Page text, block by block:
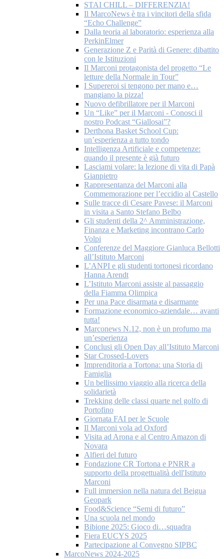
STAI CHILL – DIFFERENZIA!
Il MarcoNews è tra i vincitori della sfida
“Echo Challenge”
Dalla teoria al laboratorio: esperienza alla
PerkinElmer
Generazione Z e Parità di Genere: dibattito
con le Istituzioni
Il Marconi protagonista del progetto “Le
letture della Normale in Tour”
I Supereroi si tengono per mano e…
mangiano la pizza!
Nuovo defibrillatore per il Marconi
Un “Like” per il Marconi - Conosci il
nostro Podcast “Giallosai”?
Derthona Basket School Cup:
un’esperienza a tutto tondo
Intelligenza Artificiale e competenze:
quando il presente è già futuro
Lasciami volare: la lezione di vita di Papà
Gianpietro
Rappresentanza del Marconi alla
Commemorazione per l’eccidio al Castello
Sulle tracce di Cesare Pavese: il Marconi
in visita a Santo Stefano Belbo
Gli studenti della 2^ Amministrazione,
Finanza e Marketing incontrano Carlo
Volpi
Conferenze del Maggiore Gianluca Bellotti
all’Istituto Marconi
L’ANPI e gli studenti tortonesi ricordano
Hanna Arendt
L’Istituto Marconi assiste al passaggio
della Fiamma Olimpica
Per una Pace disarmata e disarmante
Formazione economico-aziendale… avanti
tutta!
Marconews N.12, non è un profumo ma
un’esperienza
Conclusi gli Open Day all’Istituto Marconi
Star Crossed-Lovers
Imprenditoria a Tortona: una Storia di
Famiglia
Un bellissimo viaggio alla ricerca della
solidarietà
Trekking delle classi quarte nel golfo di
Portofino
Giornata FAI per le Scuole
Il Marconi vola ad Oxford
Visita ad Arona e al Centro Amazon di
Novara
Alfieri del futuro
Fondazione CR Tortona e PNRR a
supporto della progettualità dell'Istituto
Marconi
Full immersion nella natura del Beigua
Geopark
Food&Science “Semi di futuro”
Una scuola nel mondo
Bibione 2025: Gioco di…squadra
Fiera EUCYS 2025
Partecipazione al Convegno SIPBC
MarcoNews 2024-2025